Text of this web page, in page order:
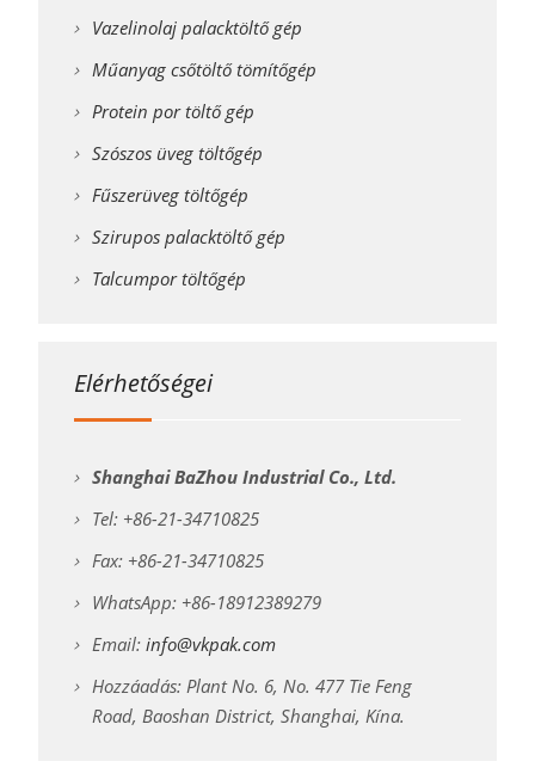
Vazelinolaj palacktöltő gép
Műanyag csőtöltő tömítőgép
Protein por töltő gép
Szószos üveg töltőgép
Fűszerüveg töltőgép
Szirupos palacktöltő gép
Talcumpor töltőgép
Elérhetőségei
Shanghai BaZhou Industrial Co., Ltd.
Tel: +86-21-34710825
Fax: +86-21-34710825
WhatsApp: +86-18912389279
Email: info@vkpak.com
Hozzáadás: Plant No. 6, No. 477 Tie Feng
Road, Baoshan District, Shanghai, Kína.